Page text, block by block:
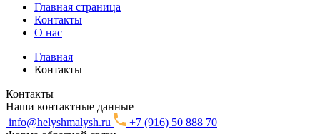
Главная страница
Контакты
О нас
Главная
Контакты
Контакты
Наши контактные данные
info@helyshmalysh.ru
+7 (916) 50 888 70